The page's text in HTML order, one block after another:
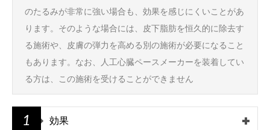
のたるみが非常に強い場合も、効果を感じにくいことがあ
ります。そのような場合には、皮下脂肪を恒久的に除去す
る施術や、皮膚の弾力を高める別の施術が必要になること
もあります。なお、人工心臓ペースメーカーを装着してい
る方は、この施術を受けることができません
1 効果